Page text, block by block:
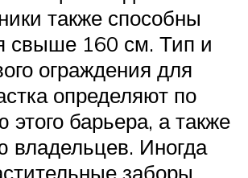
также способны
свыше 160 см. Тип и
ограждения для
определяют по
этого барьера, а также
владельцев. Иногда
заборы